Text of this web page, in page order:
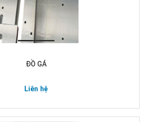
ĐỒ GÁ
Liên hệ